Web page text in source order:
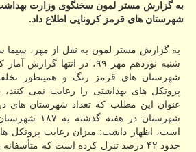
به گزارش مستر لمون سخنگوی وزارت
شهرستان های قرمز كرونایی اطلاع داد.
به گزارش مستر لمون به نقل از مهر، سیما
شنبه نوزدهم مهر ۹۹، در انتها
شهرستان های قرمز رنگ و همینطور
پروتکل های بهداشتی را رعایت نمی کنند،
شهرستان در
است، اظهار داشت: میزان رعایت پروتکل
حدود ۴۲ درصد تنزل کرده است که